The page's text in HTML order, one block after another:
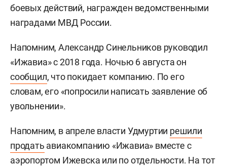
боевых действий, награжден ведомственными
наградами МВД России.
Напомним, Александр Синельников руководил
«Ижавиа» с 2018 года. Ночью 6 августа он
сообщил, что покидает компанию. По его
словам, его «попросили написать заявление об
увольнении».
Напомним, в апреле власти Удмуртии решили
продать авиакомпанию «Ижавиа» вместе с
аэропортом Ижевска или по отдельности. На тот